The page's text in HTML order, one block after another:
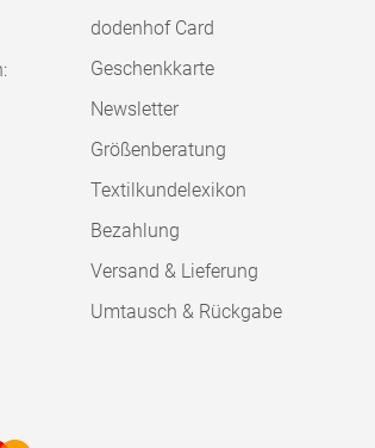
dodenhof Card
Geschenkkarte
Newsletter
Größenberatung
Textilkundelexikon
Bezahlung
Versand & Lieferung
Umtausch & Rückgabe